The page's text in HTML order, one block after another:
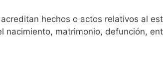
hechos o actos relativos al
nacimiento, matrimonio, defunción,